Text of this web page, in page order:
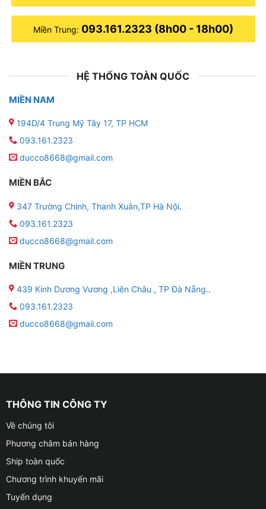
Miền Trung: 093.161.2323 (8h00 - 18h00)
HỆ THỐNG TOÀN QUỐC
MIỀN NAM
194D/4 Trung Mỹ Tây 17, TP HCM
093.161.2323
ducco8668@gmail.com
MIỀN BẮC
347 Trường Chinh, Thanh Xuân,TP Hà Nội.
093.161.2323
ducco8668@gmail.com
MIỀN TRUNG
439 Kinh Dương Vương ,Liên Châu , TP Đà Nẵng..
093.161.2323
ducco8668@gmail.com
THÔNG TIN CÔNG TY
Về chúng tôi
Phương châm bán hàng
Ship toàn quốc
Chương trình khuyến mãi
Tuyển dụng